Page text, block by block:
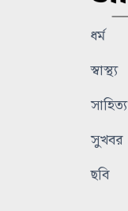
ধর্ম
স্বাস্থ্য
সাহিত্য
সুখবর
ছবি